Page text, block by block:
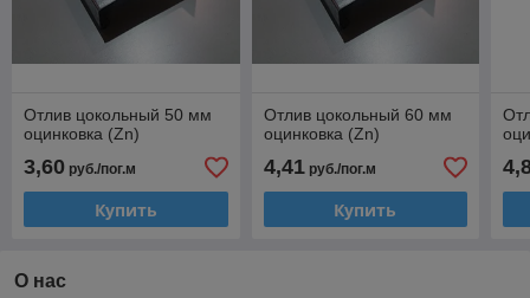
Отлив цокольный 50 мм
оцинковка (Zn)
3,60 руб./пог.м
Купить
Отлив цокольный 60 мм
оцинковка (Zn)
4,41руб./пог.м
Купить
О нас